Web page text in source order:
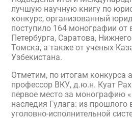
лучшую научную книгу по
конкурс, организованный
поступило 164 монографии от
Петербурга, Саратова,
Томска, а также от ученых
Узбекистана.
Отметим, по итогам конкурса
профессор ВКУ, д.ю.н. Куат
первое место за монографию
наследия Гулага: из прошлого
уголовно-исполнительной